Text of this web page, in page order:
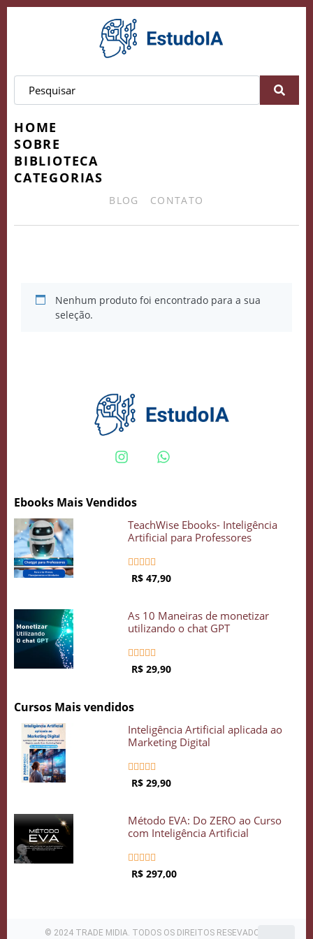
HOME
SOBRE
BIBLIOTECA
CATEGORIAS
BLOG CONTATO
Nenhum produto foi encontrado para a sua
seleção.
Ebooks Mais Vendidos
TeachWise Ebooks- Inteligência
Artificial para Professores
    
R$ 47,90
As 10 Maneiras de monetizar
utilizando o chat GPT
    
R$ 29,90
Cursos Mais vendidos
Inteligência Artificial aplicada ao
Marketing Digital
    
R$ 29,90
Método EVA: Do ZERO ao Curso
com Inteligência Artificial
    
R$ 297,00
© 2024 TRADE MIDIA. TODOS OS DIREITOS RESEVADOS .
Crie seu Avatar com Inteligência Artificial
Vidgenie
COMECE GRÁTIS